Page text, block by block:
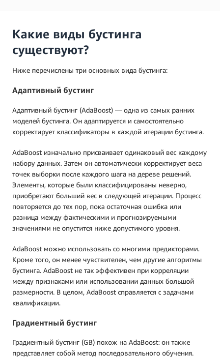
Какие виды бустинга
существуют?
Ниже перечислены три основных вида бустинга:
Адаптивный бустинг
Адаптивный бустинг (AdaBoost) — одна из самых ранних
моделей бустинга. Он адаптируется и самостоятельно
корректирует классификаторы в каждой итерации бустинга.
AdaBoost изначально присваивает одинаковый вес каждому
набору данных. Затем он автоматически корректирует веса
точек выборки после каждого шага на дереве решений.
Элементы, которые были классифицированы неверно,
приобретают больший вес в следующей итерации. Процесс
повторяется до тех пор, пока остаточная ошибка или
разница между фактическими и прогнозируемыми
значениями не опустится ниже допустимого уровня.
AdaBoost можно использовать со многими предикторами.
Кроме того, он менее чувствителен, чем другие алгоритмы
бустинга. AdaBoost не так эффективен при корреляции
между признаками или использовании данных большой
размерности. В целом, AdaBoost справляется с задачами
квалификации.
Градиентный бустинг
Градиентный бустинг (GB) похож на AdaBoost: он также
представляет собой метод последовательного обучения.